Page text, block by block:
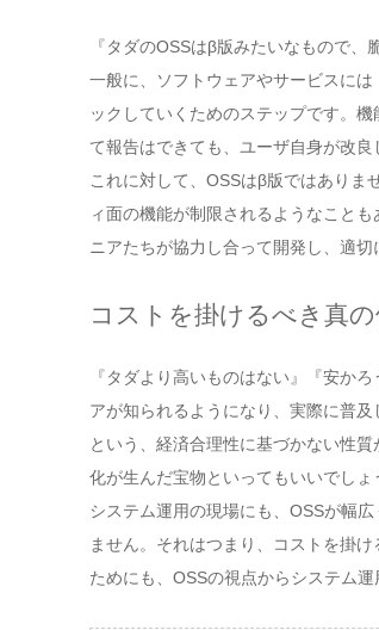
『タダのOSSはβ版みたいなもので
一般に、ソフトウェアやサービスに
ックしていくためのステップです。
て報告はできても、ユーザ自身が改良
これに対して、OSSはβ版ではありま
ィ面の機能が制限されるようなこと
ニアたちが協力し合って開発し、適切
コストを掛けるべき真の
『タダより高いものはない』『安か
アが知られるようになり、実際に普
という、経済合理性に基づかない性
化が生んだ宝物といってもいいでしょ
システム運用の現場にも、OSSが幅
ません。それはつまり、コストを掛
ためにも、OSSの視点からシステム